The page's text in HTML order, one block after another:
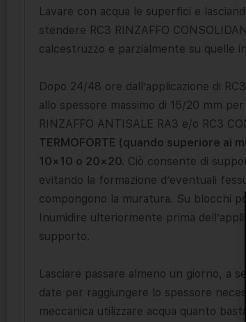
Lavare con acqua le superfici e
stendere RC3 RINZAFFO
calcestruzzo e parzialmente su quelle
Dopo 24/48 ore dall’applicazione di
allo spessore massimo di 15/20 mm
RINZAFFO ANTISALE RA3 e/o RC3
TERMOFORTE (quando superiore ai
10×10 o 20×20. Ciò consente di
evitando la formazione d’eventuali
compongono la muratura. Su blocchi
Inumidire ulteriormente prima
supporto.
Lasciare passare almeno un giorno, a
date per raggiungere lo spessore
meccanica utilizzare acqua quanto